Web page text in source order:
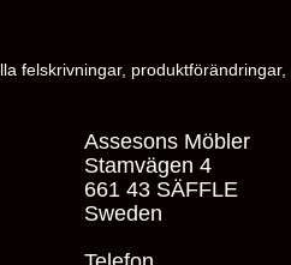
felskrivningar,
Assesons Möbler
Stamvägen 4
661 43 SÄFFLE
Sweden